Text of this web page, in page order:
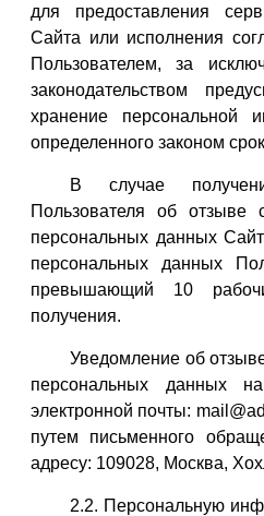
для предоставления
Сайта или исполнения
Пользователем, за
законодательством
хранение персональной
определенного законом
В случае
Пользователя об отзыве
персональных данных
персональных данных
превышающий 10
получения.
Уведомление об
персональных данных
электронной почты:
путем письменного
адресу: 109028, Москва,
2.2. Персональную